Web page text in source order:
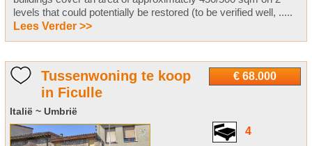
levels that could potentially be restored (to be verified well, .....
Lees Verder >>
€ 68.000
Tussenwoning te koop
in Ficulle
Italië ~ Umbrië
4